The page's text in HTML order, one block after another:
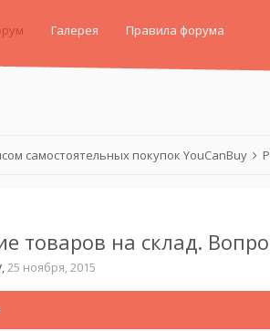
Галерея Правила форума
самостоятельных покупок YouCanBuy
товаров на склад.
,25 ноября, 2015